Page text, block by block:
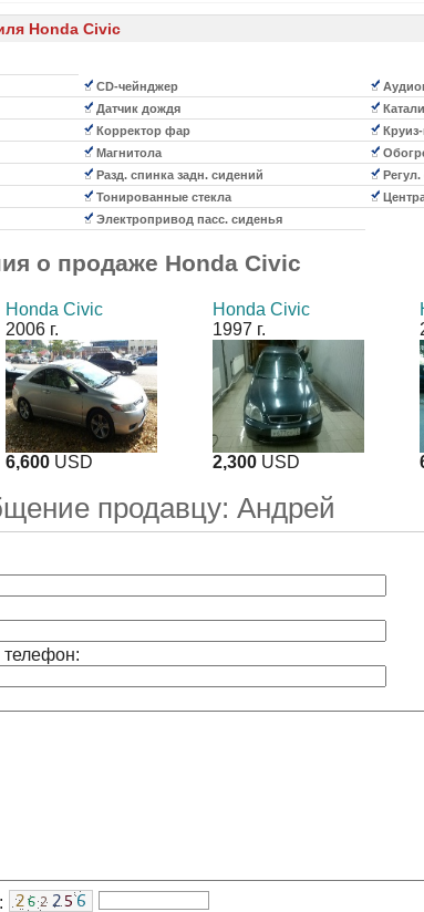
Honda Civic
CD-чейнджер
Датчик дождя
Корректор фар
Магнитола
Разд. спинка задн. сидений
Тонированные стекла
Электропривод пасс. сиденья
о продаже Honda Civic
Honda Civic
2006 г.
6,600 USD
Honda Civic
1997 г.
2,300 USD
продавцу: Андрей
телефон: